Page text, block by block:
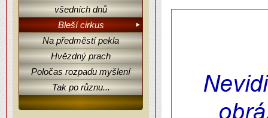
všedních dnů
Bleší cirkus
Na předměstí pekla
Hvězdný prach
Poločas rozpadu myšlení
Tak po různu...